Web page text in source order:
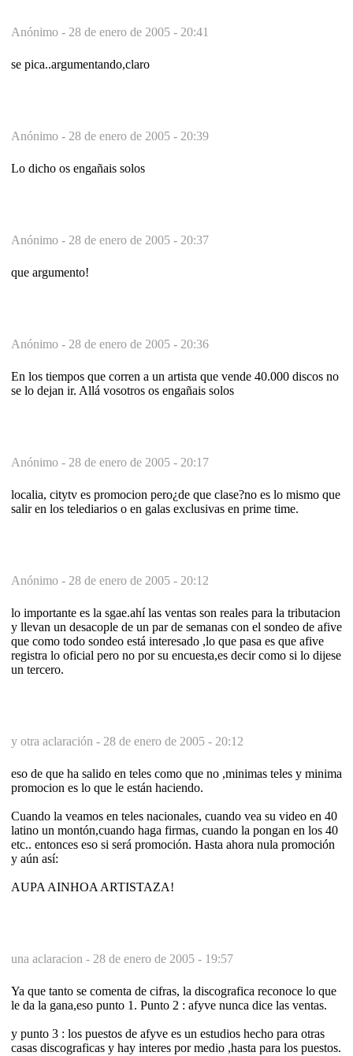
Anónimo - 28 de enero de 2005 - 20:41
se pica..argumentando,claro
Anónimo - 28 de enero de 2005 - 20:39
Lo dicho os engañais solos
Anónimo - 28 de enero de 2005 - 20:37
que argumento!
Anónimo - 28 de enero de 2005 - 20:36
En los tiempos que corren a un artista que vende 40.000 discos no
se lo dejan ir. Allá vosotros os engañais solos
Anónimo - 28 de enero de 2005 - 20:17
localia, citytv es promocion pero¿de que clase?no es lo mismo que
salir en los telediarios o en galas exclusivas en prime time.
Anónimo - 28 de enero de 2005 - 20:12
lo importante es la sgae.ahí las ventas son reales para la tributacion
y llevan un desacople de un par de semanas con el sondeo de afive
que como todo sondeo está interesado ,lo que pasa es que afive
registra lo oficial pero no por su encuesta,es decir como si lo dijese
un tercero.
y otra aclaración - 28 de enero de 2005 - 20:12
eso de que ha salido en teles como que no ,minimas teles y minima
promocion es lo que le están haciendo.
Cuando la veamos en teles nacionales, cuando vea su video en 40
latino un montón,cuando haga firmas, cuando la pongan en los 40
etc.. entonces eso si será promoción. Hasta ahora nula promoción
y aún así:
AUPA AINHOA ARTISTAZA!
una aclaracion - 28 de enero de 2005 - 19:57
Ya que tanto se comenta de cifras, la discografica reconoce lo que
le da la gana,eso punto 1. Punto 2 : afyve nunca dice las ventas.
y punto 3 : los puestos de afyve es un estudios hecho para otras
casas discograficas y hay interes por medio ,hasta para los puestos.